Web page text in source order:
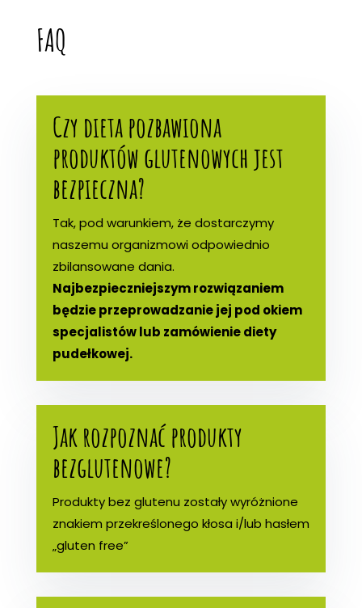
FAQ
Czy dieta pozbawiona
produktów glutenowych jest
bezpieczna?
Tak, pod warunkiem, że dostarczymy
naszemu organizmowi odpowiednio
zbilansowane dania.
Najbezpieczniejszym rozwiązaniem
będzie przeprowadzanie jej pod okiem
specjalistów lub zamówienie diety
pudełkowej.
Jak rozpoznać produkty
bezglutenowe?
Produkty bez glutenu zostały wyróżnione
znakiem przekreślonego kłosa i/lub hasłem
„gluten free”